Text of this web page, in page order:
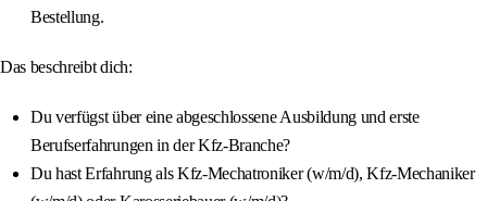
Bestellung.
Das beschreibt dich:
Du verfügst über eine abgeschlossene Ausbildung und erste
Berufserfahrungen in der Kfz-Branche?
Du hast Erfahrung als Kfz-Mechatroniker (w/m/d), Kfz-Mechaniker